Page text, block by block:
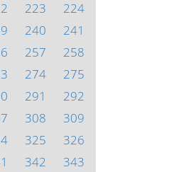
223
224
240
241
257
258
274
275
291
292
308
309
325
326
342
343